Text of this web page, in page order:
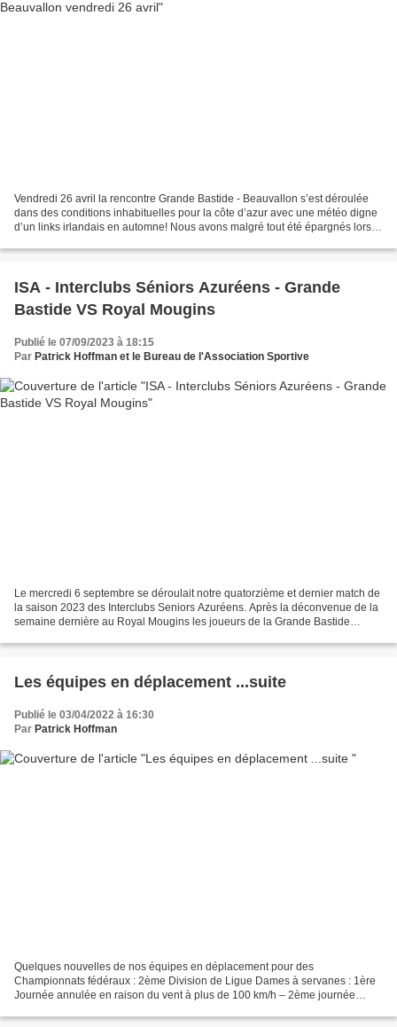
Vendredi 26 avril la rencontre Grande Bastide - Beauvallon s’est déroulée
dans des conditions inhabituelles pour la côte d’azur avec une météo digne
d’un links irlandais en automne! Nous avons malgré tout été épargnés lors
ISA - Interclubs Séniors Azuréens - Grande
Bastide VS Royal Mougins
Publié le 07/09/2023 à 18:15
Par Patrick Hoffman et le Bureau de l'Association Sportive
Le mercredi 6 septembre se déroulait notre quatorzième et dernier match de
la saison 2023 des Interclubs Seniors Azuréens. Après la déconvenue de la
semaine dernière au Royal Mougins les joueurs de la Grande Bastide
Les équipes en déplacement ...suite
Publié le 03/04/2022 à 16:30
Par Patrick Hoffman
Quelques nouvelles de nos équipes en déplacement pour des
Championnats fédéraux : 2ème Division de Ligue Dames à servanes : 1ère
Journée annulée en raison du vent à plus de 100 km/h – 2ème journée